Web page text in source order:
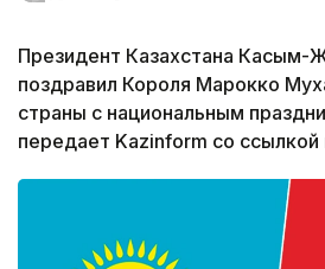
Президент Казахстана Касым-
поздравил Короля Марокко
страны с национальным
передает Kazinform со ссылкой